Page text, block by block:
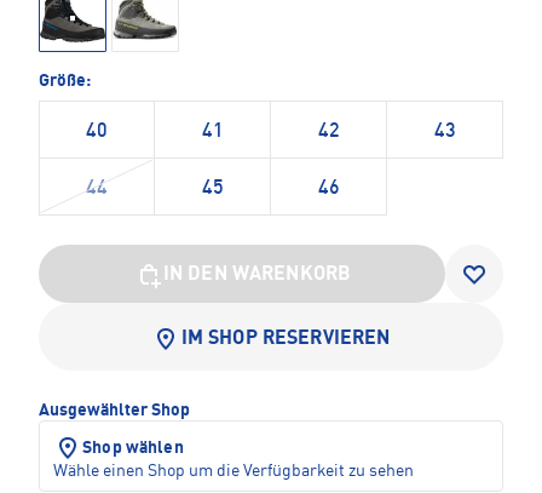
Größe:
40 41 42 43
44 45 46
IN DEN WARENKORB
IM SHOP RESERVIEREN
Ausgewählter Shop
Shop wählen
Wähle einen Shop um die Verfügbarkeit zu sehen